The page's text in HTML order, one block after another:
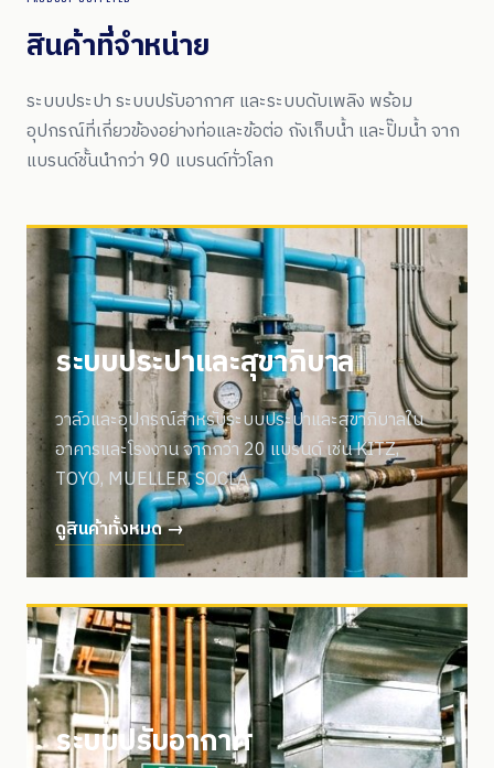
สินค้าที่จำหน่าย
ระบบประปา ระบบปรับอากาศ และระบบดับเพลิง พร้อม
อุปกรณ์ที่เกี่ยวข้องอย่างท่อและข้อต่อ ถังเก็บน้ำ และปั๊มน้ำ จาก
แบรนด์ชั้นนำกว่า 90 แบรนด์ทั่วโลก
ระบบประปาและสุขาภิบาล
วาล์วและอุปกรณ์สำหรับระบบประปาและสุขาภิบาลใน
อาคารและโรงงาน จากกว่า 20 แบรนด์ เช่น KITZ,
TOYO, MUELLER, SOCLA
ดูสินค้าทั้งหมด →
ระบบปรับอากาศ